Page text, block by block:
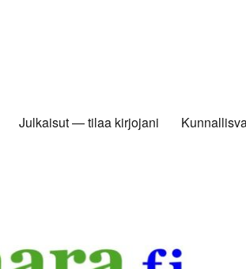
Julkaisut — tilaa kirjojani